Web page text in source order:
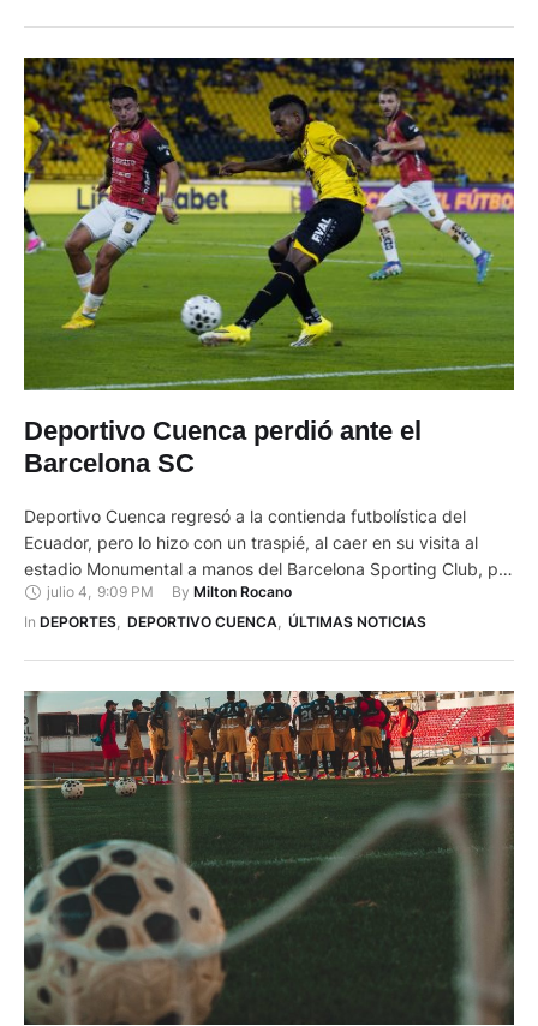
Deportivo Cuenca perdió ante el
Barcelona SC
Deportivo Cuenca regresó a la contienda futbolística del
Ecuador, pero lo hizo con un traspié, al caer en su visita al
estadio Monumental a manos del Barcelona Sporting Club, por
2-0. Con un autogól de Patricio Boolsen y otro tanto de
Jhonny Quiñónez. Y es que tras, la paralización, desde el 1
julio 4 9:09 PM By Milton Rocano
In DEPORTES, DEPORTIVO CUENCA, ÚLTIMAS NOTICIAS